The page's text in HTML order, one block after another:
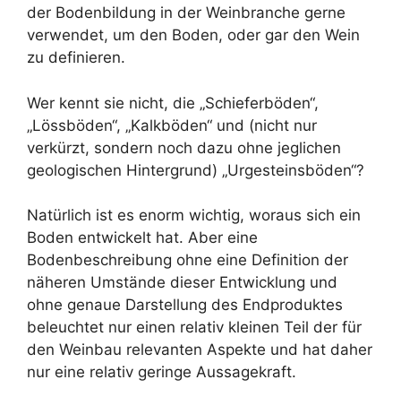
der Bodenbildung in der Weinbranche gerne
verwendet, um den Boden, oder gar den Wein
zu definieren.
Wer kennt sie nicht, die „Schieferböden“,
„Lössböden“, „Kalkböden“ und (nicht nur
verkürzt, sondern noch dazu ohne jeglichen
geologischen Hintergrund) „Urgesteinsböden“?
Natürlich ist es enorm wichtig, woraus sich ein
Boden entwickelt hat. Aber eine
Bodenbeschreibung ohne eine Definition der
näheren Umstände dieser Entwicklung und
ohne genaue Darstellung des Endproduktes
beleuchtet nur einen relativ kleinen Teil der für
den Weinbau relevanten Aspekte und hat daher
nur eine relativ geringe Aussagekraft.